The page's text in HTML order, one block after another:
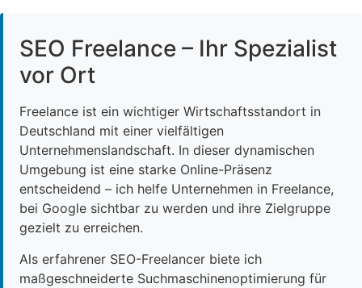
SEO Freelance – Ihr Spezialist
vor Ort
Freelance ist ein wichtiger Wirtschaftsstandort in
Deutschland mit einer vielfältigen
Unternehmenslandschaft. In dieser dynamischen
Umgebung ist eine starke Online-Präsenz
entscheidend – ich helfe Unternehmen in Freelance,
bei Google sichtbar zu werden und ihre Zielgruppe
gezielt zu erreichen.
Als erfahrener SEO-Freelancer biete ich
maßgeschneiderte Suchmaschinenoptimierung für